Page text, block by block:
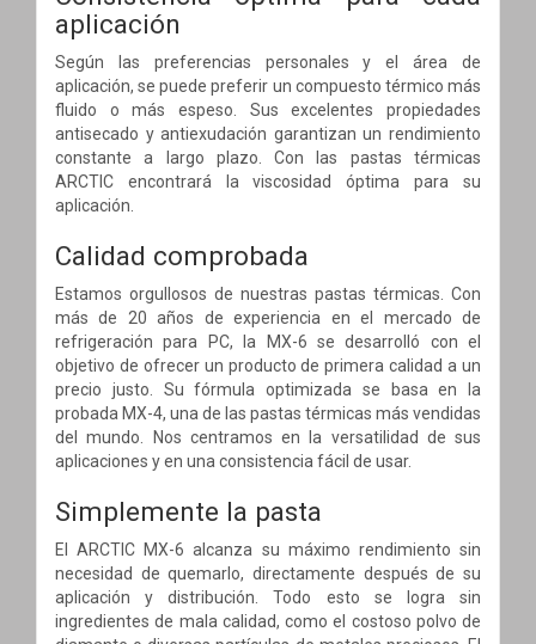
aplicación
Según las preferencias personales y el área de
aplicación, se puede preferir un compuesto térmico más
fluido o más espeso. Sus excelentes propiedades
antisecado y antiexudación garantizan un rendimiento
constante a largo plazo. Con las pastas térmicas
ARCTIC encontrará la viscosidad óptima para su
aplicación.
Calidad comprobada
Estamos orgullosos de nuestras pastas térmicas. Con
más de 20 años de experiencia en el mercado de
refrigeración para PC, la MX-6 se desarrolló con el
objetivo de ofrecer un producto de primera calidad a un
precio justo. Su fórmula optimizada se basa en la
probada MX-4, una de las pastas térmicas más vendidas
del mundo. Nos centramos en la versatilidad de sus
aplicaciones y en una consistencia fácil de usar.
Simplemente la pasta
El ARCTIC MX-6 alcanza su máximo rendimiento sin
necesidad de quemarlo, directamente después de su
aplicación y distribución. Todo esto se logra sin
ingredientes de mala calidad, como el costoso polvo de